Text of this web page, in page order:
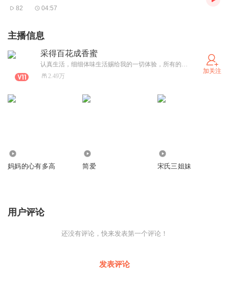
82 04:57
主播信息
采得百花成香蜜
认真生活，细细体味生活赐给我的一切体验，所有的经历，丰富了我的生命，都值得珍惜，我会用心去珍藏生命中遇见的每一个人、每一件事。
2.49万
加关注
妈妈的心有多高 简爱 宋氏三姐妹
用户评论
还没有评论，快来发表第一个评论！
发表评论